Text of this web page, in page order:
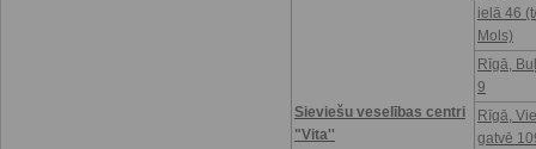
Sieviešu veselības centri
"Vita''
ielā 46
Mols)
Rīgā,
9
Rīgā,
gatvē